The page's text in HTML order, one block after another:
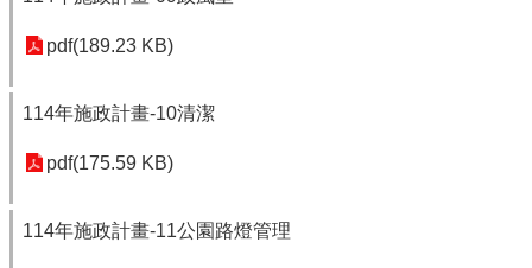
pdf(189.23 KB)
114年施政計畫-10清潔
pdf(175.59 KB)
114年施政計畫-11公園路燈管理